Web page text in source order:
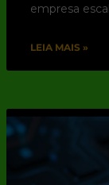
empresa
LEIA MAIS »